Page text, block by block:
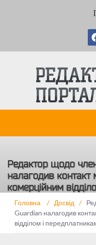
Редактор щодо
налагодив контакт
комерційним
Головна / Досвід /
Guardian налагодив
відділом і